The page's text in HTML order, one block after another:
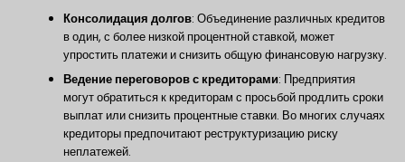
Консолидация долгов: Объединение различных кредитов
в один, с более низкой процентной ставкой, может
упростить платежи и снизить общую финансовую нагрузку.
Ведение переговоров с кредиторами: Предприятия
могут обратиться к кредиторам с просьбой продлить сроки
выплат или снизить процентные ставки. Во многих случаях
кредиторы предпочитают реструктуризацию риску
неплатежей.